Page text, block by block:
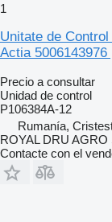
1
Unitate de
Actia
Precio a consultar
Unidad de control
P106384A-12
Rumanía,
ROYAL DRU AGRO
Contacte con el